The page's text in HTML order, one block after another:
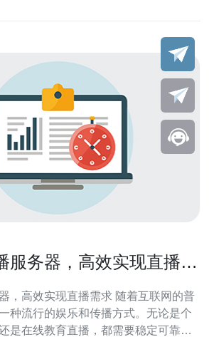
服务器，高效实现直播需
实现直播需求 随着互联网的普
种流行的娱乐和传播方式。无论是个
是在线教育直播，都需要稳定可靠的